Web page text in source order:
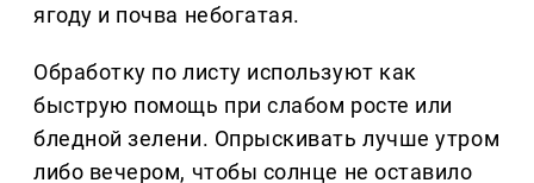
ягоду и почва небогатая.
Обработку по листу используют как
быструю помощь при слабом росте или
бледной зелени. Опрыскивать лучше утром
либо вечером, чтобы солнце не оставило